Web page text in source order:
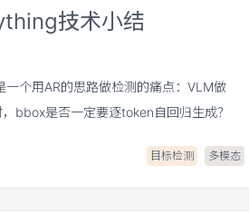
技术小结
个用AR的思路做检测的痛点：VLM做
bbox是否一定要逐token自回归生成？
目标检测 多模态